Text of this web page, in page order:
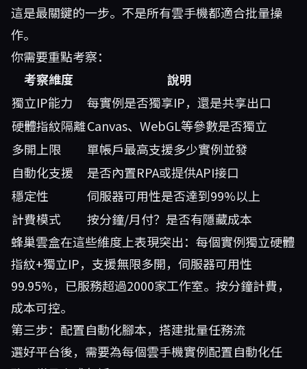
這是最關鍵的一步。不是所有雲手機都適合批量操
作。
你需要重點考察：
考察維度
說明
獨立IP能力
每實例是否獨享IP，還是共享出口
硬體指紋隔離Canvas、WebGL等參數是否獨立
多開上限
單帳戶最高支援多少實例並發
自動化支援
是否內置RPA或提供API接口
穩定性
伺服器可用性是否達到99%以上
計費模式
按分鐘/月付？是否有隱藏成本
蜂巢雲盒在這些維度上表現突出：每個實例獨立硬體
指紋+獨立IP，支援無限多開，伺服器可用性
99.95%，已服務超過2000家工作室。按分鐘計費，
成本可控。
第三步：配置自動化腳本，搭建批量任務流
選好平台後，需要為每個雲手機實例配置自動化任